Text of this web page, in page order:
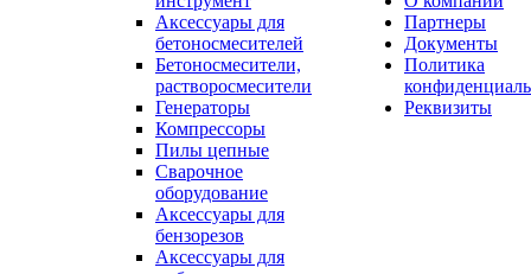
Аксессуары для
бетоносмесителей
Бетоносмесители,
растворосмесители
Генераторы
Компрессоры
Пилы цепные
Сварочное
оборудование
Аксессуары для
бензорезов
Аксессуары для
Партнеры
Документы
Политика
Реквизиты